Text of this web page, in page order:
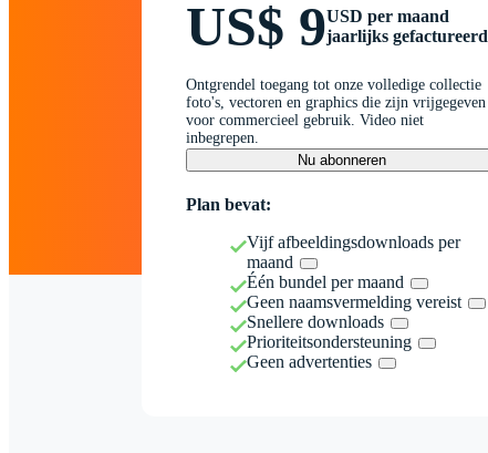
US$ 9USD per maand
jaarlijks gefactureerd
Ontgrendel toegang tot onze volledige collectie
foto's, vectoren en graphics die zijn vrijgegeven
voor commercieel gebruik. Video niet
inbegrepen.
Nu abonneren
Plan bevat:
Vijf afbeeldingsdownloads per
maand
Één bundel per maand
Geen naamsvermelding vereist
Snellere downloads
Prioriteitsondersteuning
Geen advertenties